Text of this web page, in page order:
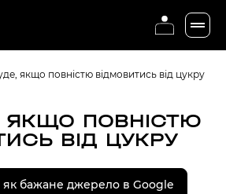
якщо повністю відмовитись від цукру
ЯКЩО ПОВНІСТЮ
ВІД ЦУКРУ
бажане джерело в Google